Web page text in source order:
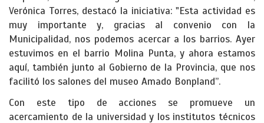
Verónica Torres, destacó la iniciativa: "Esta actividad es
muy importante y, gracias al convenio con la
Municipalidad, nos podemos acercar a los barrios. Ayer
estuvimos en el barrio Molina Punta, y ahora estamos
aquí, también junto al Gobierno de la Provincia, que nos
facilitó los salones del museo Amado Bonpland”.
Con este tipo de acciones se promueve un
acercamiento de la universidad y los institutos técnicos